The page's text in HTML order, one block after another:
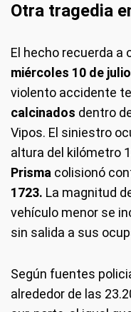
Otra tragedia
El hecho recuerda a
miércoles 10 de
violento accidente
calcinados dentro
Vipos. El siniestro
altura del kilómetro
Prisma colisionó
1723. La magnitud
vehículo menor se
sin salida a sus
Según fuentes
alrededor de las